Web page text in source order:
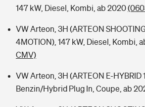
147 kW, Diesel, Kombi, ab 2020
VW Arteon, 3H (ARTEON
4MOTION), 147 kW, Diesel, Kombi,
CMV)
VW Arteon, 3H (ARTEON E-HYBRID
Benzin/Hybrid Plug In, Coupe, ab